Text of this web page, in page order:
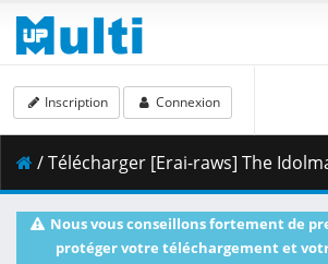
Inscription Connexion
/ Télécharger [Erai-raws] The Idolmaster Shiny Colors - 12 [720p][Multiple
Nous vous conseillons fortement de
protéger votre téléchargement et